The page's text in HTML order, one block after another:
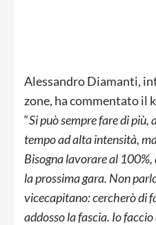
Alessandro Diamanti,
zone, ha commentato il
“Si può sempre fare di
tempo ad alta intensità,
Bisogna lavorare al
la prossima gara. Non
vicecapitano: cercherò di
addosso la fascia. Io